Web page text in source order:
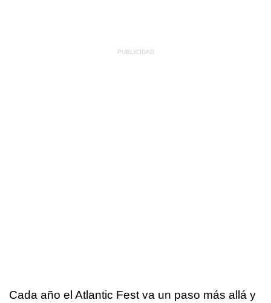
Cada año el Atlantic Fest va un paso más allá y